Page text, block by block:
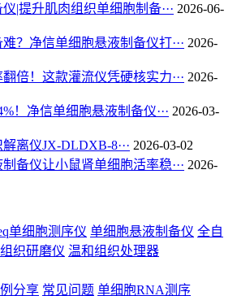
|提升肌肉组织单细胞制备··· 2026-06-
？净信单细胞悬液制备仪打··· 2026-
倍！这款灌流仪凭硬核实力··· 2026-
！净信单细胞悬液制备仪··· 2026-03-
离仪JX-DLDXB-8··· 2026-03-02
备仪让小鼠肾单细胞活率稳··· 2026-
单细胞测序仪 单细胞悬液制备仪 全自
组织研磨仪 温和组织处理器
分享 常见问题 单细胞RNA测序